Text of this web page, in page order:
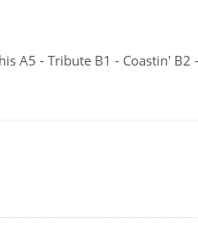
A5 - Tribute B1 - Coastin'